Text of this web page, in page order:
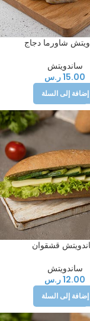
شاورما دجاج
ساندويتش
15.00ر.س
إضافة إلى السلة
قشقوان
ساندويتش
12.00ر.س
إضافة إلى السلة